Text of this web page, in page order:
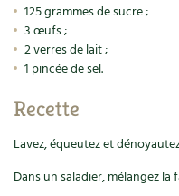
Cuisine saine
Manger bio
Cures, régimes
Le magazine
Séjourner en Trièves
Bricolages au jardin
Outils et ustensiles du jardin
Petit élevage
Les chroniques de
Forums
Habitat écologique
Cuisine saine
125 grammes de sucre ;
3 œufs ;
2 verres de lait ;
1 pincée de sel.
Recette
Lavez, équeutez et
Dans un saladier, mélangez la